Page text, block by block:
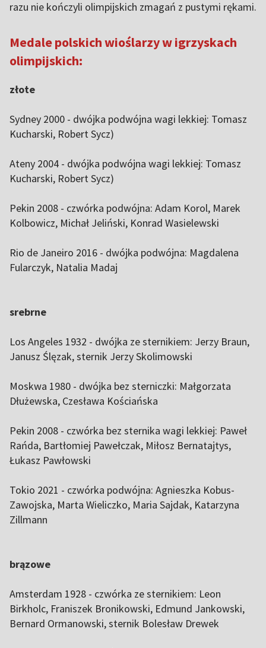
razu nie kończyli olimpijskich zmagań z pustymi rękami.
Medale polskich wioślarzy w igrzyskach
olimpijskich:
złote
Sydney 2000 - dwójka podwójna wagi lekkiej: Tomasz
Kucharski, Robert Sycz)
Ateny 2004 - dwójka podwójna wagi lekkiej: Tomasz
Kucharski, Robert Sycz)
Pekin 2008 - czwórka podwójna: Adam Korol, Marek
Kolbowicz, Michał Jeliński, Konrad Wasielewski
Rio de Janeiro 2016 - dwójka podwójna: Magdalena
Fularczyk, Natalia Madaj
srebrne
Los Angeles 1932 - dwójka ze sternikiem: Jerzy Braun,
Janusz Ślęzak, sternik Jerzy Skolimowski
Moskwa 1980 - dwójka bez sterniczki: Małgorzata
Dłużewska, Czesława Kościańska
Pekin 2008 - czwórka bez sternika wagi lekkiej: Paweł
Rańda, Bartłomiej Pawełczak, Miłosz Bernatajtys,
Łukasz Pawłowski
Tokio 2021 - czwórka podwójna: Agnieszka Kobus-
Zawojska, Marta Wieliczko, Maria Sajdak, Katarzyna
Zillmann
brązowe
Amsterdam 1928 - czwórka ze sternikiem: Leon
Birkholc, Franiszek Bronikowski, Edmund Jankowski,
Bernard Ormanowski, sternik Bolesław Drewek